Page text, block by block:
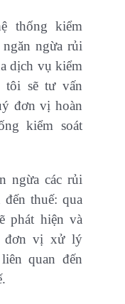
thống kiểm
ngừa rủi
dịch vụ kiểm
tôi sẽ tư vấn
đơn vị hoàn
kiểm soát
ngừa các rủi
thuế: qua
phát hiện và
đơn vị xử lý
quan đến